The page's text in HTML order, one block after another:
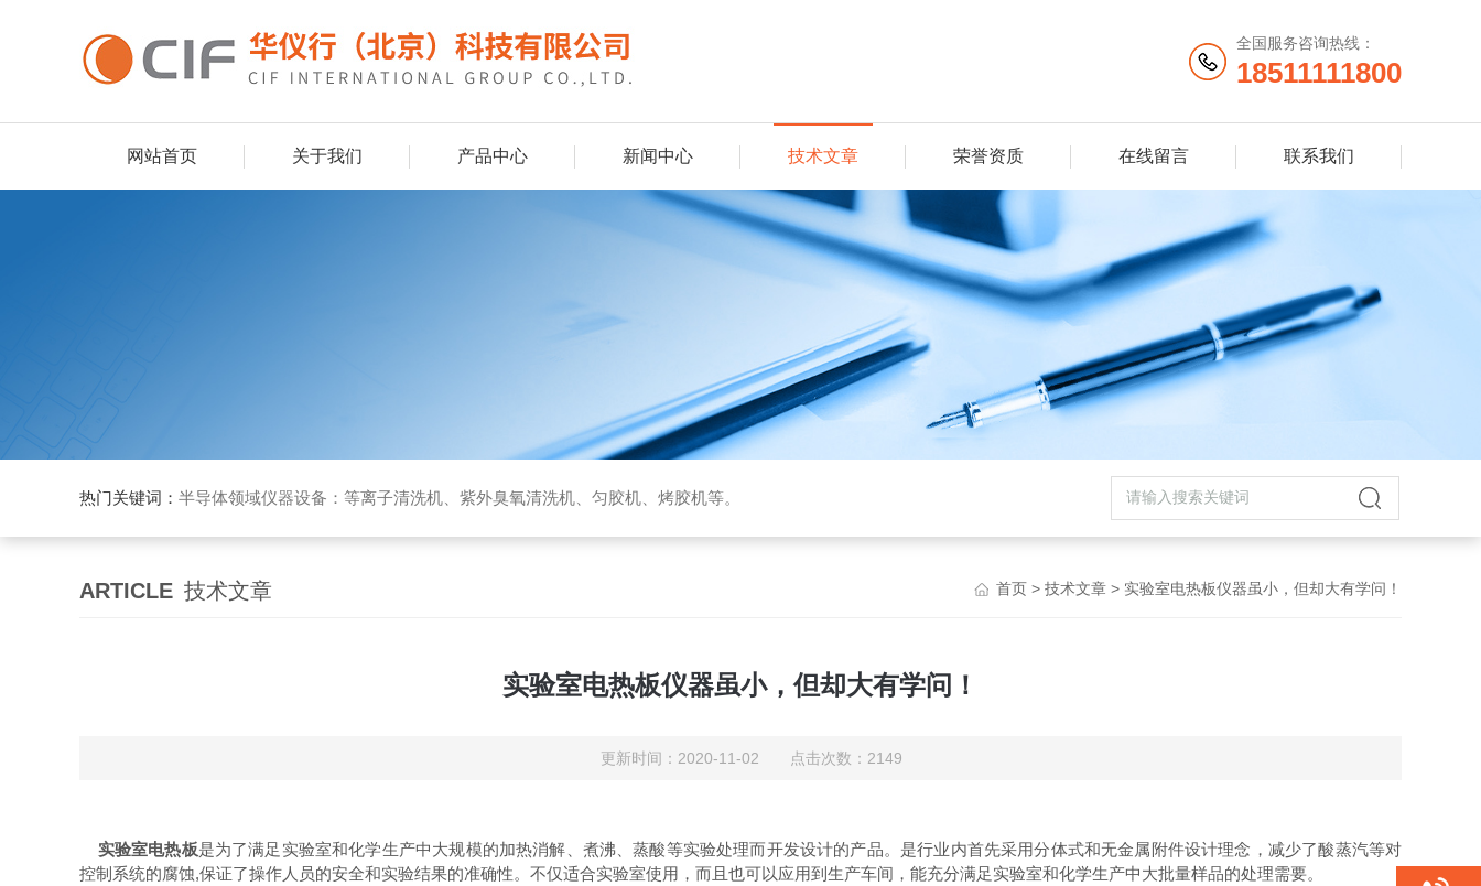
全国服务咨询热线：
18511111800
网站首页 关于我们 产品中心 新闻中心 技术文章 荣誉资质 在线留言 联系我们
热门关键词： 半导体领域仪器设备：等离子清洗机、紫外臭氧清洗机、匀胶机、烤胶机等。
ARTICLE 技术文章 首页 > 技术文章 > 实验室电热板仪器虽小，但却大有学问！
实验室电热板仪器虽小，但却大有学问！
更新时间：2020-11-02 点击次数：2149
实验室电热板是为了满足实验室和化学生产中大规模的加热消解、煮沸、蒸酸等实验处理而开发设计的产品。是行业内首先采用分体式和无金属附件设计理念，减少了酸蒸汽等对
控制系统的腐蚀,保证了操作人员的安全和实验结果的准确性。不仅适合实验室使用，而且也可以应用到生产车间，能充分满足实验室和化学生产中大批量样品的处理需要。